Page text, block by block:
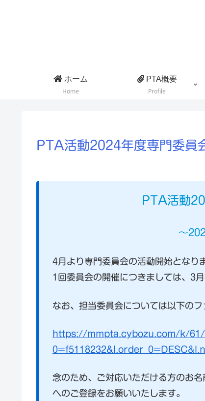
ホーム
Home
PTA概要
Profile
PTA活動2024年度専門委員
PTA活動
〜
4月より専門委員会の活動開始となり
1回委員会の開催につきましては、3
なお、担当委員会については以下のフ
https://mmpta.cybozu.com/k/
念のため、ご対応いただける方のお
へのご登録をお願いいたします。